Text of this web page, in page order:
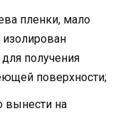
пленки, мало
изолирован
получения
поверхности;
вынести на